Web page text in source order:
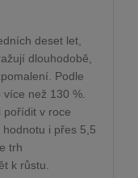
deset let,
dlouhodobě,
Podle
než 130 %.
pořídit v roce
i přes 5,5
trh
k růstu.